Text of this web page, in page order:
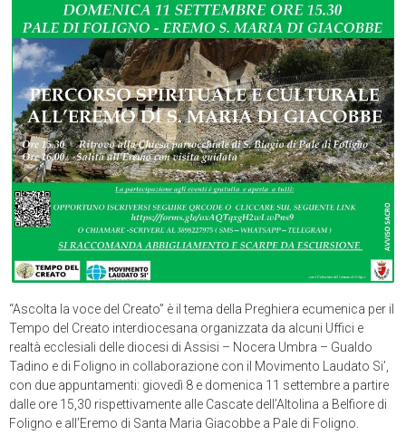
“Ascolta la voce del Creato” è il tema della Preghiera ecumenica per il
Tempo del Creato interdiocesana organizzata da alcuni Uffici e
realtà ecclesiali delle diocesi di Assisi – Nocera Umbra – Gualdo
Tadino e di Foligno in collaborazione con il Movimento Laudato Si’,
con due appuntamenti: giovedì 8 e domenica 11 settembre a partire
dalle ore 15,30 rispettivamente alle Cascate dell’Altolina a Belfiore di
Foligno e all’Eremo di Santa Maria Giacobbe a Pale di Foligno.